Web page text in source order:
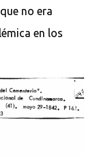
no era
en los